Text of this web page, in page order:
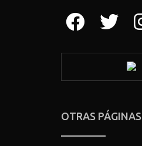
OTRAS PÁGINAS